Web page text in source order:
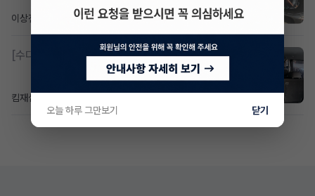
이상진 13시간 전조회 166댓글 1
[수다방] 소렌토 2.5 T&스타리아9인승디젤 2운전자
킴재섭
오늘 하루 그만보기 닫기